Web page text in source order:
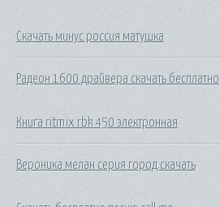
Скачать минус россия матушка
Радеон 1600 драйвера скачать бесплатно
Книга ritmix rbk 450 электронная
Вероника мелан серия город скачать